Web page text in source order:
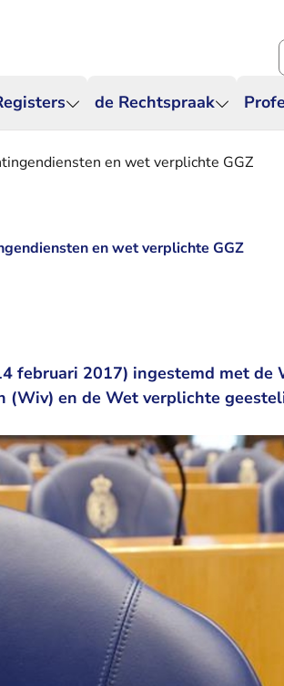
de Rechtspraak
en wet verplichte GGZ
en wet verplichte GGZ
februari 2017) ingestemd met de
en de Wet verplichte